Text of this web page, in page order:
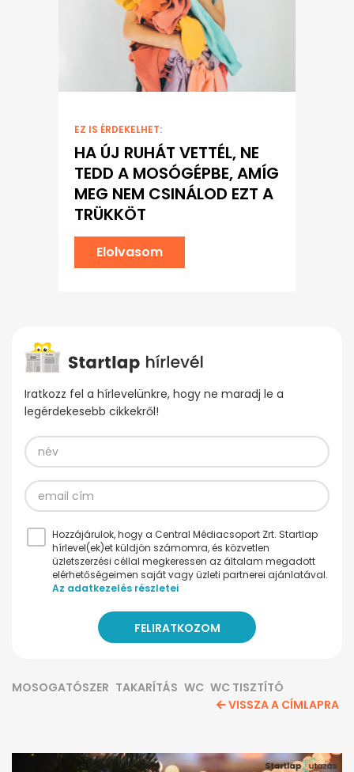
EZ IS ÉRDEKELHET:
HA ÚJ RUHÁT VETTÉL, NE
TEDD A MOSÓGÉPBE, AMÍG
MEG NEM CSINÁLOD EZT A
TRÜKKÖT
Elolvasom
Iratkozz fel a hírlevelünkre, hogy ne maradj le a
legérdekesebb cikkekről!
Hozzájárulok, hogy a Central Médiacsoport Zrt. Startlap
hírlevel(ek)et küldjön számomra, és közvetlen
üzletszerzési céllal megkeressen az általam megadott
elérhetőségeimen saját vagy üzleti partnerei ajánlatával.
Az adatkezelés részletei
MOSOGATÓSZER TAKARÍTÁS WC WC TISZTÍTÓ
VISSZA A CÍMLAPRA